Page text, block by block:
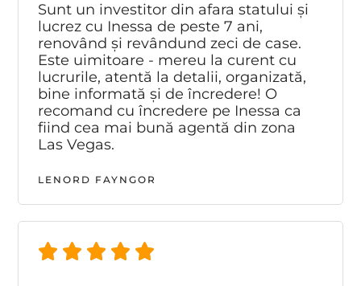
Sunt un investitor din afara statului și
lucrez cu Inessa de peste 7 ani,
renovând și revândund zeci de case.
Este uimitoare - mereu la curent cu
lucrurile, atentă la detalii, organizată,
bine informată și de încredere! O
recomand cu încredere pe Inessa ca
fiind cea mai bună agentă din zona
Las Vegas.
LENORD FAYNGOR